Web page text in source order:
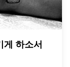
게 하소서